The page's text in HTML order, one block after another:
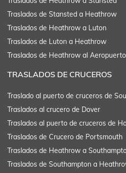
Traslados de Stansted a Heathrow
Traslados de Heathrow a Luton
Traslados de Luton a Heathrow
Traslados de Heathrow al
TRASLADOS DE CRUCEROS
Traslado al puerto de cruceros de
Traslados al crucero de Dover
Traslados al puerto de cruceros de
Traslados de Crucero de Portsmouth
Traslados de Heathrow a
Traslados de Southampton a